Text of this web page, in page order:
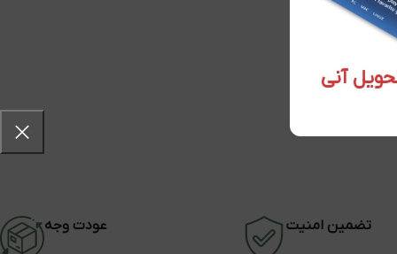
تضمین امنیت عودت وجه